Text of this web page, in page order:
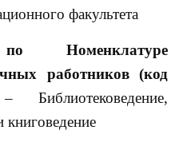
факультета
по Номенклатуре
работников (код
Библиотековедение,
книговедение